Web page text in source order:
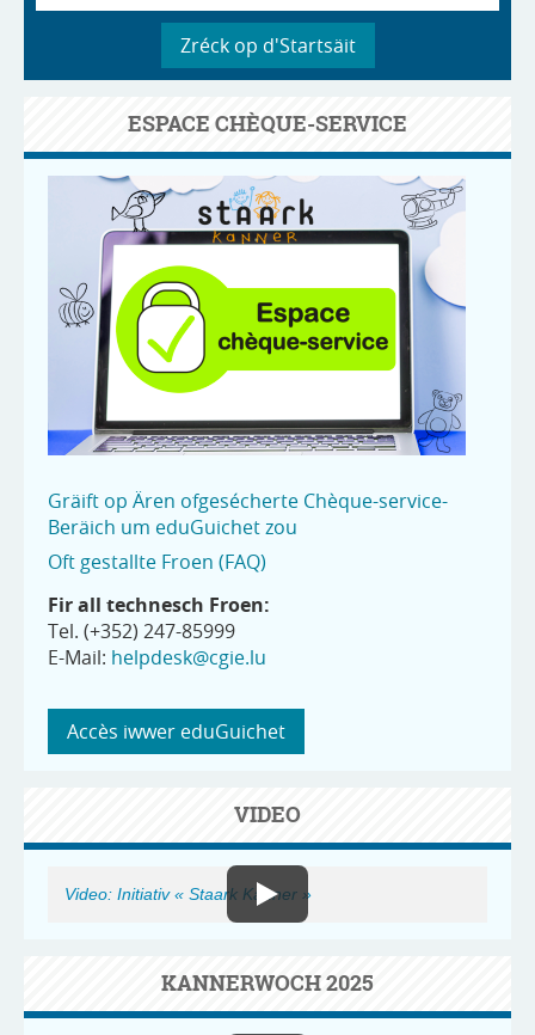
Zréck op d'Startsäit
ESPACE CHÈQUE-SERVICE
Gräift op Ären ofgesécherte Chèque-service-
Beräich um eduGuichet zou
Oft gestallte Froen (FAQ)
Fir all technesch Froen:
Tel. (+352) 247-85999
E-Mail: helpdesk@cgie.lu
Accès iwwer eduGuichet
VIDEO
Video: Initiativ « Staark Kanner »
KANNERWOCH 2025